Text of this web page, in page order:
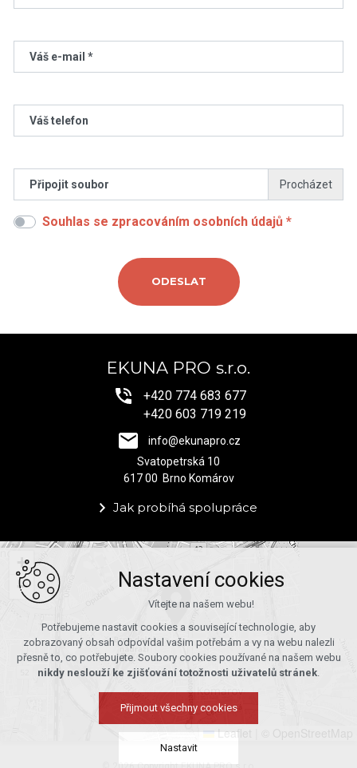
Váš e-mail *
Váš telefon
Připojit soubor
Souhlas se zpracováním osobních údajů *
EKUNA PRO s.r.o.
+420 774 683 677
+420 603 719 219
info@ekunapro.cz
Svatopetrská 10
617 00 Brno Komárov
Jak probíhá spolupráce
+
−
Leaflet
Nastavení cookies
Vítejte na našem webu!
Potřebujeme nastavit cookies a související technologie, aby
zobrazovaný obsah odpovídal vašim potřebám a vy na webu nalezli
přesně to, co potřebujete. Soubory cookies používané na našem webu
nikdy neslouží ke zjišťování totožnosti uživatelů stránek.
Přijmout všechny cookies
Nastavit